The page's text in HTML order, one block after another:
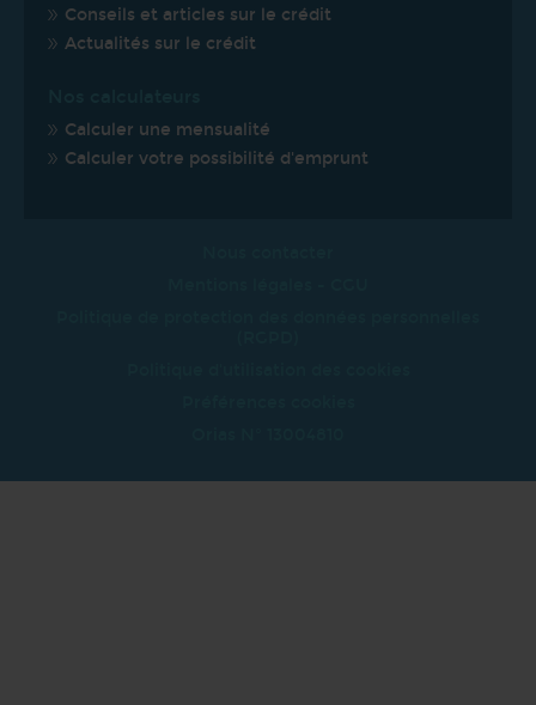
Conseils et articles sur le crédit
Actualités sur le crédit
Calculer une mensualité
Calculer votre possibilité d'emprunt